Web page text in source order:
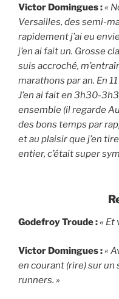
Victor Domingues :«
Versailles, des semi-
rapidement j’ai eu
j’en ai fait un. Grosse
suis accroché,
marathons par an. En
J’en ai fait en 3h30-
ensemble (il regarde
des bons temps par
et au plaisir que j’en
entier, c’était super
Godefroy Troude :« Et
Victor Domingues :«
en courant (rire) sur
runners. »